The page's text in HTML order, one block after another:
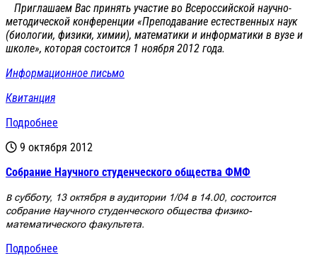
Приглашаем Вас принять участие во Всероссийской научно-
методической конференции «Преподавание естественных наук
(биологии, физики, химии), математики и информатики в вузе и
школе», которая состоится 1 ноября 2012 года.
Информационное письмо
Квитанция
Подробнее
9 октября 2012
Cобрание Научного студенческого общества ФМФ
В субботу, 13 октября в аудитории 1/04 в 14.00, состоится
собрание Научного студенческого общества физико-
математического факультета.
Подробнее